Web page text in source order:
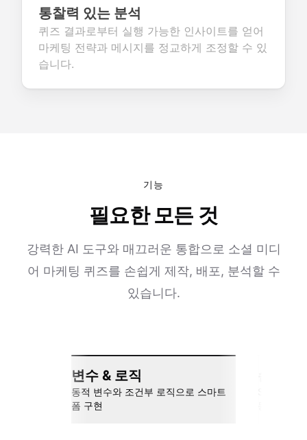
통찰력 있는 분석
퀴즈 결과로부터 실행 가능한 인사이트를 얻어
마케팅 전략과 메시지를 정교하게 조정할 수 있
습니다.
기능
필요한 모든 것
강력한 AI 도구와 매끄러운 통합으로 소셜 미디
어 마케팅 퀴즈를 손쉽게 제작, 배포, 분석할 수
있습니다.
변수 & 로직
동적 변수와 조건부 로직으로 스마트
폼 구현